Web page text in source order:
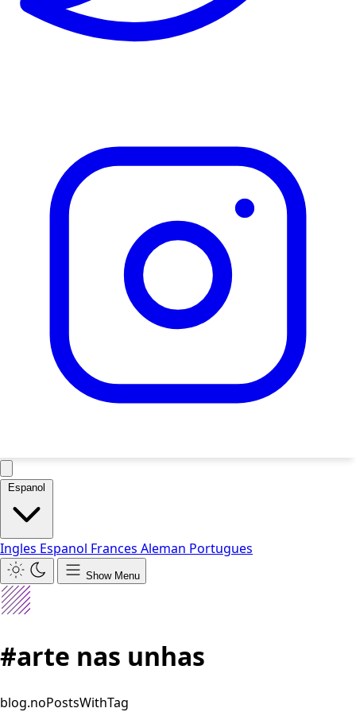
Espanol
Ingles Espanol Frances Aleman Portugues
Show Menu
#arte nas unhas
blog.noPostsWithTag